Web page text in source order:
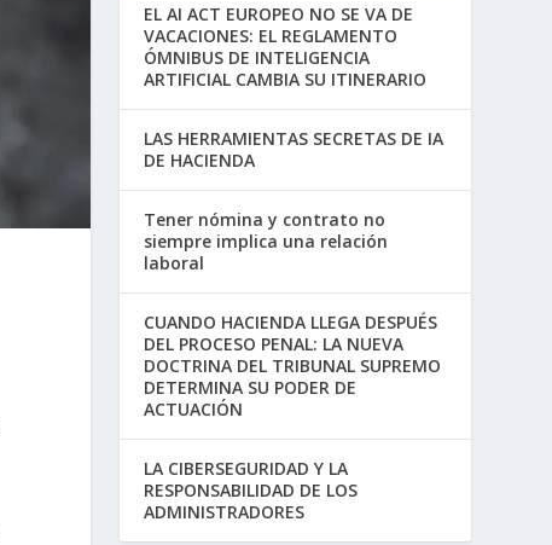
EL AI ACT EUROPEO NO SE VA DE
VACACIONES: EL REGLAMENTO
ÓMNIBUS DE INTELIGENCIA
ARTIFICIAL CAMBIA SU ITINERARIO
LAS HERRAMIENTAS SECRETAS DE IA
DE HACIENDA
Tener nómina y contrato no
siempre implica una relación
laboral
CUANDO HACIENDA LLEGA DESPUÉS
DEL PROCESO PENAL: LA NUEVA
DOCTRINA DEL TRIBUNAL SUPREMO
DETERMINA SU PODER DE
ACTUACIÓN
LA CIBERSEGURIDAD Y LA
RESPONSABILIDAD DE LOS
ADMINISTRADORES